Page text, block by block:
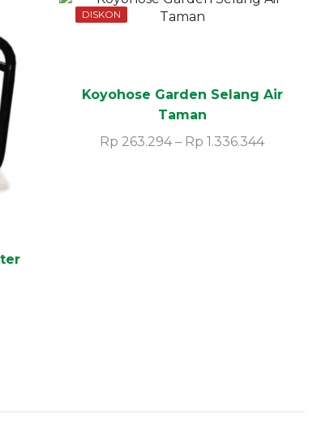
DISKON
Koyohose Garden Selang Air
Taman
Rp 263.294 – Rp 1.336.344